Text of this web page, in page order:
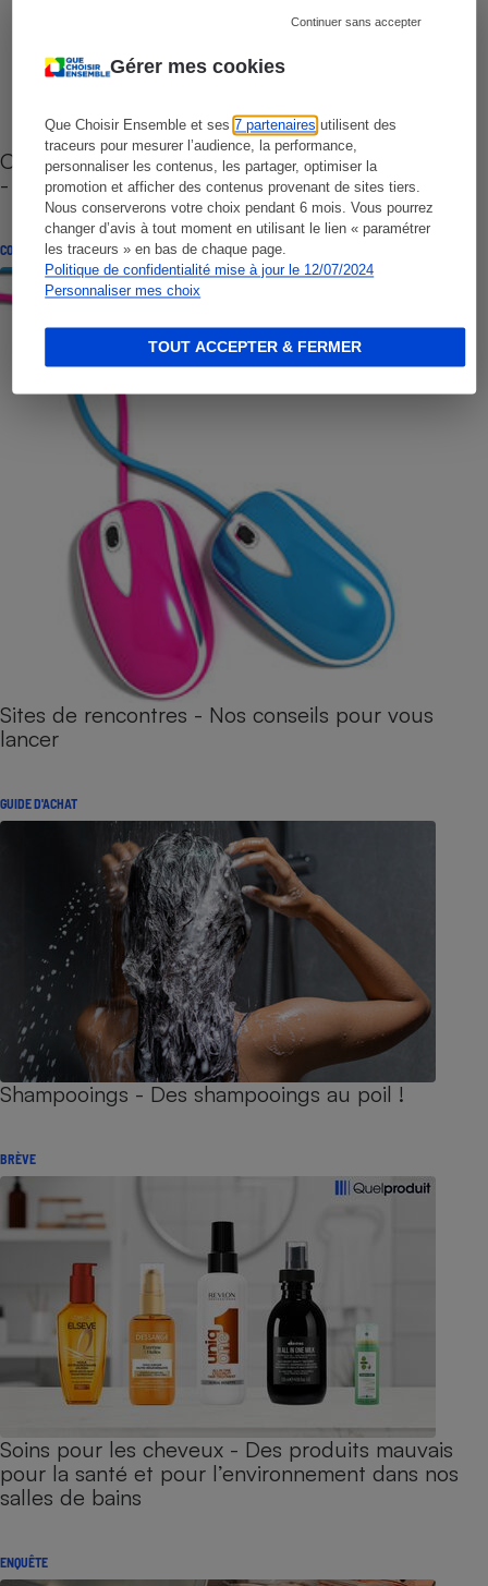
Gérer mes cookies
Que Choisir Ensemble et ses7 partenaires utilisent des
traceurs pour mesurer l’audience, la performance,
personnaliser les contenus, les partager, optimiser la
promotion et afficher des contenus provenant de sites tiers.
Nous conserverons votre choix pendant 6 mois. Vous pourrez
changer d’avis à tout moment en utilisant le lien « paramétrer
les traceurs » en bas de chaque page.
Politique de confidentialité mise à jour le 12/07/2024
Personnaliser mes choix
Continuer sans accepter
TOUT ACCEPTER & FERMER
Cafetière à capsules zéro déchet CoffeeB (vidéo)
- Premières impressions
CONSEILS
Sites de rencontres - Nos conseils pour vous
lancer
GUIDE D'ACHAT
Shampooings - Des shampooings au poil !
BRÈVE
Soins pour les cheveux - Des produits mauvais
pour la santé et pour l’environnement dans nos
salles de bains
ENQUÊTE